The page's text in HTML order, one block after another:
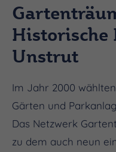
Historische
Unstrut
Im Jahr 2000
Gärten und
Das Netzwerk
zu dem auch neun